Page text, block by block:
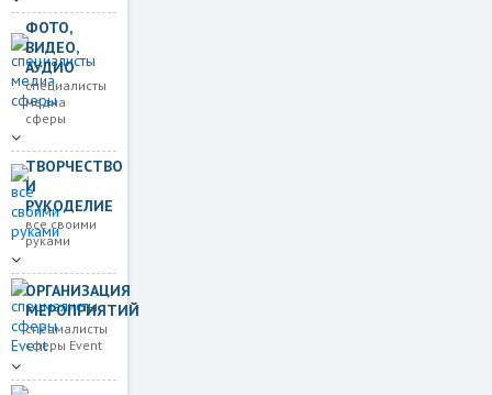
ФОТО,
ВИДЕО,
АУДИО
специалисты
медиа
сферы
ТВОРЧЕСТВО
И
РУКОДЕЛИЕ
все своими
руками
ОРГАНИЗАЦИЯ
МЕРОПРИЯТИЙ
спецмалисты
сферы Event